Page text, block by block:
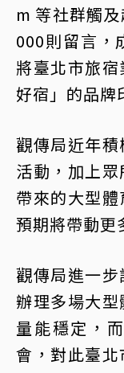
m 等社群觸
000則留言，
將臺北市旅
好宿」的品牌
觀傳局近年
活動，加上眾
帶來的大型體
預期將帶動更
觀傳局進一
辦理多場大
量能穩定，
會，對此臺